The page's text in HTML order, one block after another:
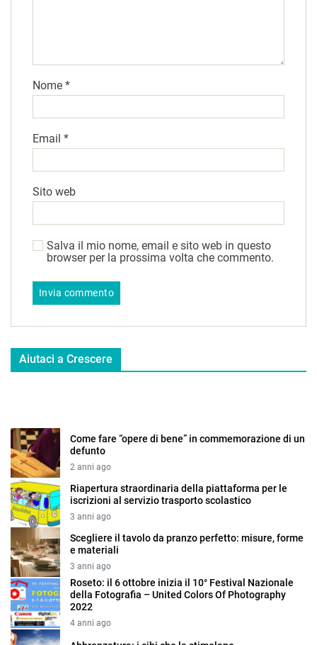
Nome *
Email *
Sito web
Salva il mio nome, email e sito web in questo
browser per la prossima volta che commento.
Aiutaci a Crescere
Come fare “opere di bene” in commemorazione di un
defunto
2 anni ago
Riapertura straordinaria della piattaforma per le
iscrizioni al servizio trasporto scolastico
3 anni ago
Scegliere il tavolo da pranzo perfetto: misure, forme
e materiali
3 anni ago
Roseto: il 6 ottobre inizia il 10° Festival Nazionale
della Fotografia – United Colors Of Photography
2022
4 anni ago